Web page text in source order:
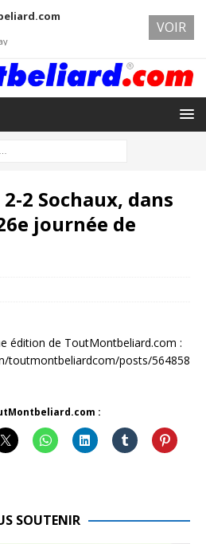
2 Sochaux, dans
journée de
édition de ToutMontbeliard.com :
toutmontbeliardcom/posts/564858
:
SOUTENIR
VOIR